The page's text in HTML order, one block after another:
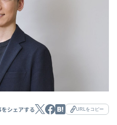
シェアする URLをコピー